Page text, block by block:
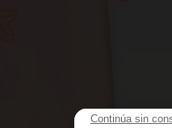
Continúa sin